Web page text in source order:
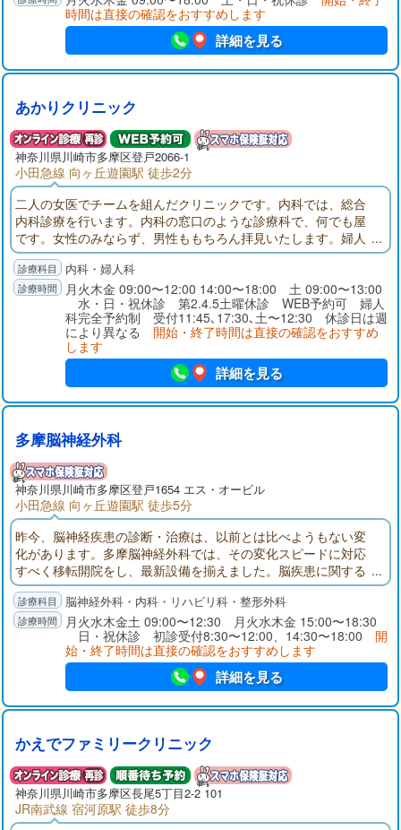
時間は直接の確認をおすすめします
詳細を見る
あかりクリニック
神奈川県川崎市多摩区登戸2066-1
小田急線 向ヶ丘遊園駅 徒歩2分
二人の女医でチームを組んだクリニックです。内科では、総合
内科診療を行います。内科の窓口のような診療科で、何でも屋
です。女性のみならず、男性ももちろん拝見いたします。婦人
科は女性の外来です。月経の不調や更年期の相談、デリケート
ゾーンのお悩みや健診結果についてなど、思春期からご年配の
方まで幅広いご相談をお受けいたします。
内科・婦人科
月火木金 09:00〜12:00 14:00〜18:00 土 09:00〜13:00
水・日・祝休診 第2.4.5土曜休診 WEB予約可 婦人
科完全予約制 受付11:45､17:30､土〜12:30 休診日は週
により異なる 開始・終了時間は直接の確認をおすすめ
します
詳細を見る
多摩脳神経外科
神奈川県川崎市多摩区登戸1654 エス・オービル
小田急線 向ヶ丘遊園駅 徒歩5分
昨今、脳神経疾患の診断・治療は、以前とは比べようもない変
化があります。多摩脳神経外科では、その変化スピードに対応
すべく移転開院をし、最新設備を揃えました。脳疾患に関する
地域のかかりつけ医としてお応えいたします。頭痛、めまい、
手足のしびれ、麻痺、ロレツ障害、物忘れ、認知症、頭部外
傷、むち打ち症などの症状がありましたら、お気軽にご来院く
脳神経外科・内科・リハビリ科・整形外科
月火水木金土 09:00〜12:30 月火水木金 15:00〜18:30
日・祝休診 初診受付8:30〜12:00、14:30〜18:00 開
始・終了時間は直接の確認をおすすめします
詳細を見る
かえでファミリークリニック
神奈川県川崎市多摩区長尾5丁目2-2 101
JR南武線 宿河原駅 徒歩8分